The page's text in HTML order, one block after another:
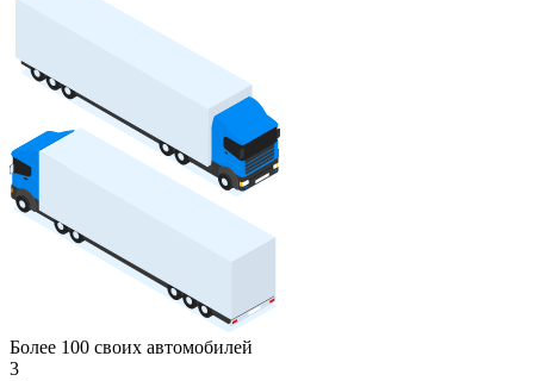
Более 100 своих автомобилей
3